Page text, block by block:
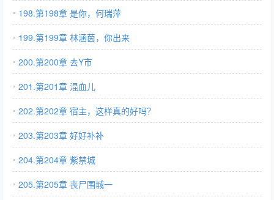
198.第198章 是你，何瑞萍
199.第199章 林涵茵，你出来
200.第200章 去Y市
201.第201章 混血儿
202.第202章 宿主，这样真的好吗？
203.第203章 好好补补
204.第204章 紫禁城
205.第205章 丧尸围城一